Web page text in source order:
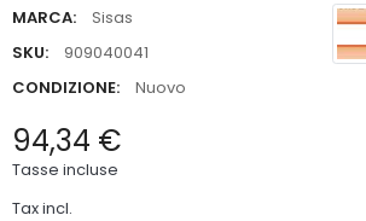
MARCA:
Sisas
SKU:
909040041
CONDIZIONE:
Nuovo
94,34 €
Tasse incluse
Tax incl.